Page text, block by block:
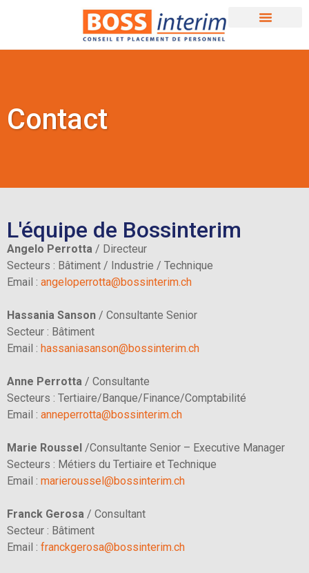
Contact
L'équipe de Bossinterim
Angelo Perrotta / Directeur
Secteurs : Bâtiment / Industrie / Technique
Email : angeloperrotta@bossinterim.ch
Hassania Sanson / Consultante Senior
Secteur : Bâtiment
Email : hassaniasanson@bossinterim.ch
Anne Perrotta / Consultante
Secteurs : Tertiaire/Banque/Finance/Comptabilité
Email : anneperrotta@bossinterim.ch
Marie Roussel /Consultante Senior – Executive Manager
Secteurs : Métiers du Tertiaire et Technique
Email : marieroussel@bossinterim.ch
Franck Gerosa / Consultant
Secteur : Bâtiment
Email : franckgerosa@bossinterim.ch